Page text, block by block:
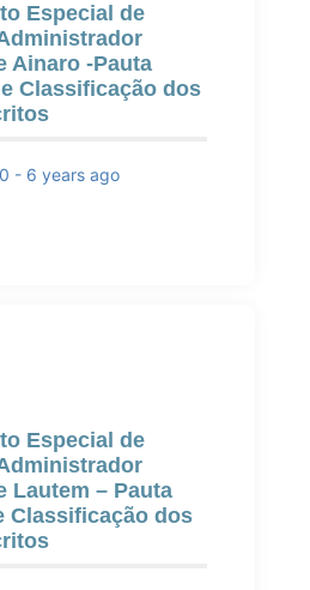
Especial de
Ainaro -Pauta
Classificação dos
- 6 years ago
Especial de
Lautem – Pauta
Classificação dos